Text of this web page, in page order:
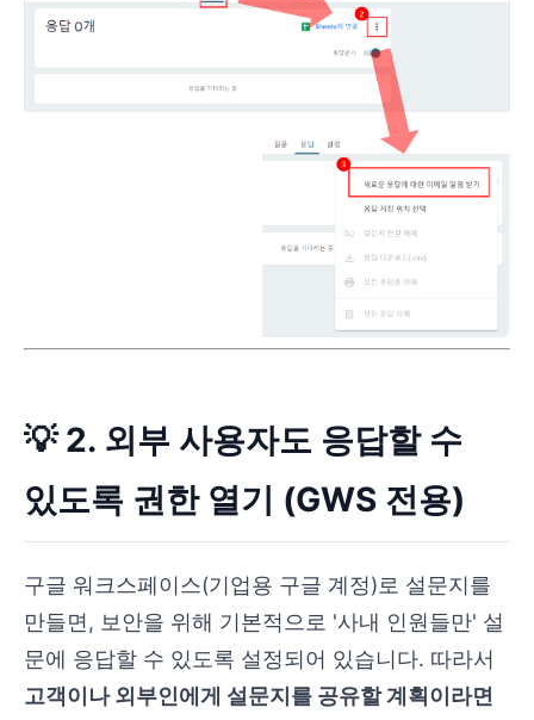
💡 2. 외부 사용자도 응답할 수
있도록 권한 열기 (GWS 전용)
구글 워크스페이스(기업용 구글 계정)로 설문지를
만들면, 보안을 위해 기본적으로 '사내 인원들만' 설
문에 응답할 수 있도록 설정되어 있습니다. 따라서
고객이나 외부인에게 설문지를 공유할 계획이라면